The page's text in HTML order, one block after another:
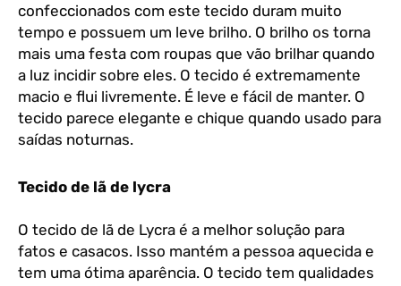
confeccionados com este tecido duram muito
tempo e possuem um leve brilho. O brilho os torna
mais uma festa com roupas que vão brilhar quando
a luz incidir sobre eles. O tecido é extremamente
macio e flui livremente. É leve e fácil de manter. O
tecido parece elegante e chique quando usado para
saídas noturnas.
Tecido de lã de lycra
O tecido de lã de Lycra é a melhor solução para
fatos e casacos. Isso mantém a pessoa aquecida e
tem uma ótima aparência. O tecido tem qualidades